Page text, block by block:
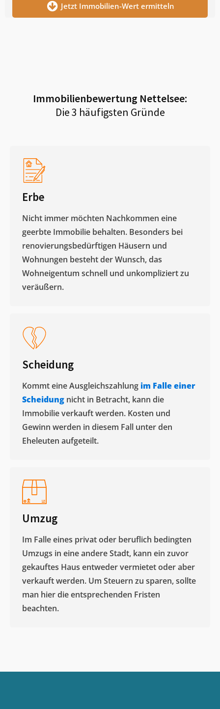
Jetzt Immobilien-Wert ermitteln
Immobilienbewertung Nettelsee:
Die 3 häufigsten Gründe
Erbe
Nicht immer möchten Nachkommen eine
geerbte Immobilie behalten. Besonders bei
renovierungsbedürftigen Häusern und
Wohnungen besteht der Wunsch, das
Wohneigentum schnell und unkompliziert zu
veräußern. ​
Scheidung
Kommt eine Ausgleichszahlung im Falle einer
Scheidung nicht in Betracht, kann die
Immobilie verkauft werden. Kosten und
Gewinn werden in diesem Fall unter den
Eheleuten aufgeteilt.​
Umzug
Im Falle eines privat oder beruflich bedingten
Umzugs in eine andere Stadt, kann ein zuvor
gekauftes Haus entweder vermietet oder aber
verkauft werden. Um Steuern zu sparen, sollte
man hier die entsprechenden Fristen
beachten.